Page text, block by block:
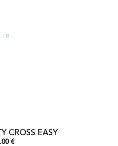
CROSS EASY
€